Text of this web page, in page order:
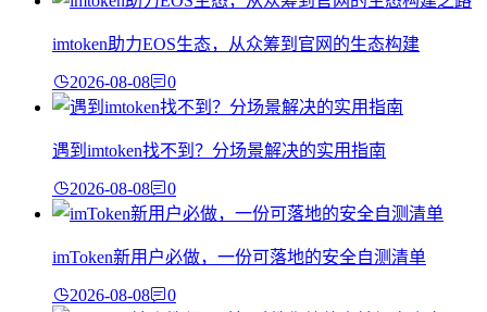
imtoken助力EOS生态，从众筹到官网的生态构建
2026-08-08 0
遇到imtoken找不到？分场景解决的实用指南
2026-08-08 0
imToken新用户必做，一份可落地的安全自测清单
2026-08-08 0